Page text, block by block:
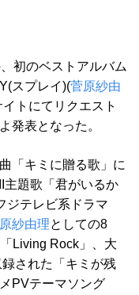
初のベストアルバム
スプレイ)(菅原紗由
トにてリクエスト
発表となった。
「キミに贈る歌」に
主題歌「君がいるか
ジテレビ系ドラマ
紗由理としての8
Living Rock」、大
された「キミが残
PVテーマソング